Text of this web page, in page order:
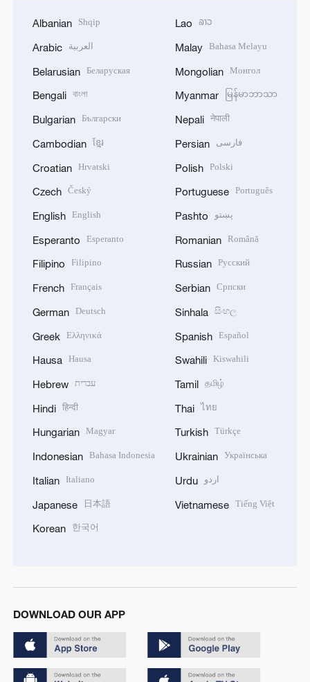
Albanian Shqip
Arabic العربية
Belarusian Беларуская
Bengali বাংলা
Bulgarian Български
Cambodian ខ្មែរ
Croatian Hrvatski
Czech Český
English English
Esperanto Esperanto
Filipino Filipino
French Français
German Deutsch
Greek Ελληνικά
Hausa Hausa
Hebrew עברית
Hindi हिन्दी
Hungarian Magyar
Indonesian Bahasa Indonesia
Italian Italiano
Japanese 日本語
Korean 한국어
Lao ລາວ
Malay Bahasa Melayu
Mongolian Монгол
Myanmar မြန်မာဘာသာ
Nepali नेपाली
Persian فارسی
Polish Polski
Portuguese Português
Pashto پښتو
Romanian Română
Russian Русский
Serbian Српски
Sinhala සිංහල
Spanish Español
Swahili Kiswahili
Tamil தமிழ்
Thai ไทย
Turkish Türkçe
Ukrainian Українська
Urdu اردو
Vietnamese Tiếng Việt
DOWNLOAD OUR APP